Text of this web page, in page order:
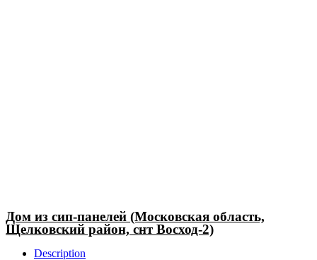
Дом из сип-панелей (Московская область,
Щелковский район, снт Восход-2)
Description